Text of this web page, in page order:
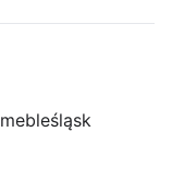
mebleśląsk